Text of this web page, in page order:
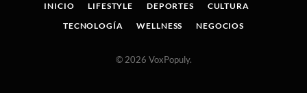
INICIO LIFESTYLE DEPORTES
CULTURA
TECNOLOGÍA
WELLNESS NEGOCIOS
© 2026 VoxPopuly.